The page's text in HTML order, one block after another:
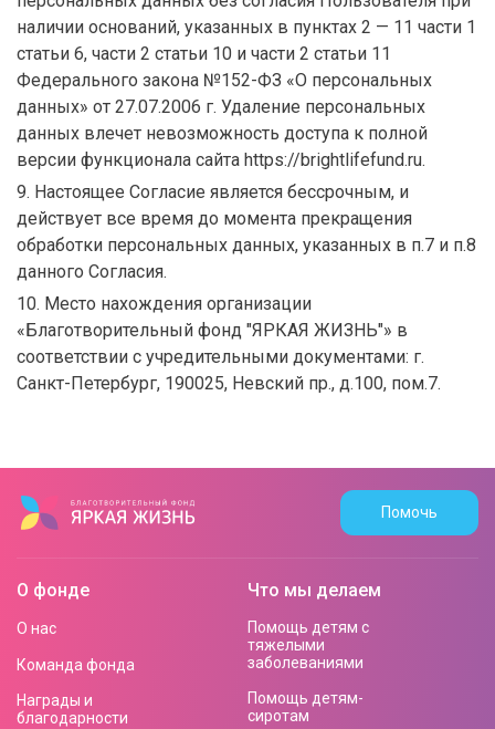
наличии оснований, указанных в пунктах 2 — 11 части 1
статьи 6, части 2 статьи 10 и части 2 статьи 11
Федерального закона №152-ФЗ «О персональных
данных» от 27.07.2006 г. Удаление персональных
данных влечет невозможность доступа к полной
версии функционала сайта https://brightlifefund.ru.
9. Настоящее Согласие является бессрочным, и
действует все время до момента прекращения
обработки персональных данных, указанных в п.7 и п.8
данного Согласия.
10. Место нахождения организации
«Благотворительный фонд "ЯРКАЯ ЖИЗНЬ"» в
соответствии с учредительными документами: г.
Санкт-Петербург, 190025, Невский пр., д.100, пом.7.
Помочь
О фонде
О нас
Команда фонда
Награды и
благодарности
Что мы делаем
Помощь детям с
тяжелыми
заболеваниями
Помощь детям-
сиротам